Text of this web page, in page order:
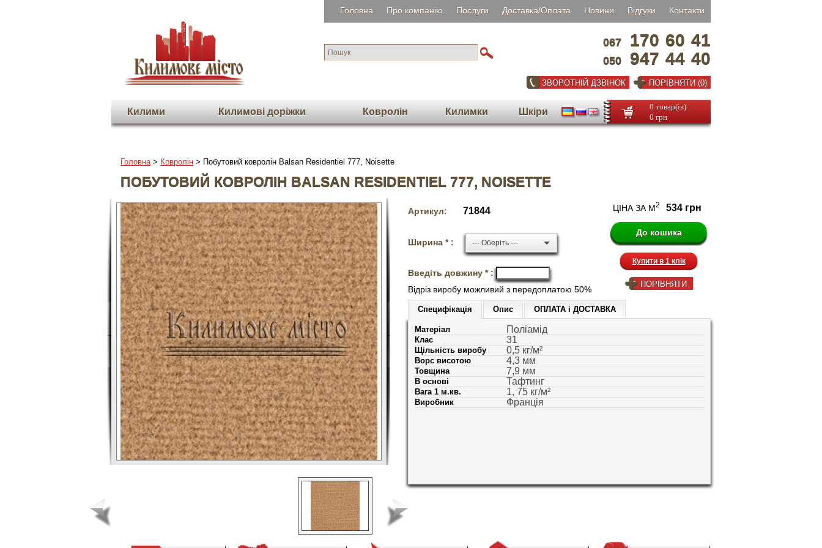
Головна Про компанію Послуги Доставка/Оплата Новини Відгуки Контакти
067 170 60 41
050 947 44 40
ЗВОРОТНІЙ ДЗВІНОК ПОРІВНЯТИ (0)
Килими Килимовi дорiжки Ковролін Килимки Шкіри
0 товар(ів)
0 грн
Головна> Ковролін > Побутовий ковролін Balsan Residentiel 777, Noisette
ПОБУТОВИЙ КОВРОЛІН BALSAN RESIDENTIEL 777, NOISETTE
На весь екран Артикул: 71844
Ширина * : --- Оберіть ---
Введіть довжину * :
Відріз виробу можливий з передоплатою 50%
ЦІНА ЗА М2 534 грн
Купити в 1 клік
ПОРІВНЯТИ
Специфікація Опис ОПЛАТА і ДОСТАВКА
Матеріал Поліамід
Клас 31
Щільність виробу 0,5 кг/м²
Ворс висотою 4,3 мм
Товщина 7,9 мм
В основі Тафтинг
Вага 1 м.кв. 1, 75 кг/м²
Виробник Франція